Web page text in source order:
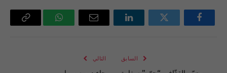
فيسبوك تويتر لينكدإن
البريد
واتساب Copy
السابق التالي